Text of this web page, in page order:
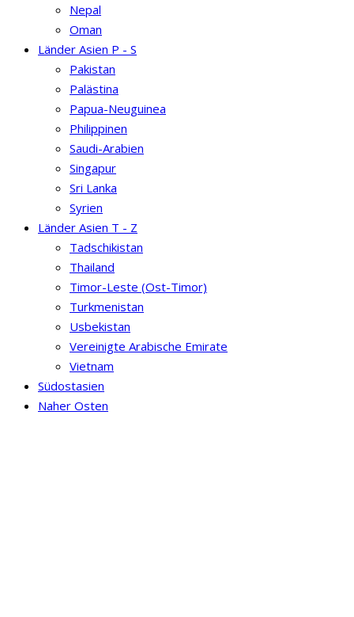
Nepal
Oman
Länder Asien P - S
Pakistan
Palästina
Papua-Neuguinea
Philippinen
Saudi-Arabien
Singapur
Sri Lanka
Syrien
Länder Asien T - Z
Tadschikistan
Thailand
Timor-Leste (Ost-Timor)
Turkmenistan
Usbekistan
Vereinigte Arabische Emirate
Vietnam
Südostasien
Naher Osten